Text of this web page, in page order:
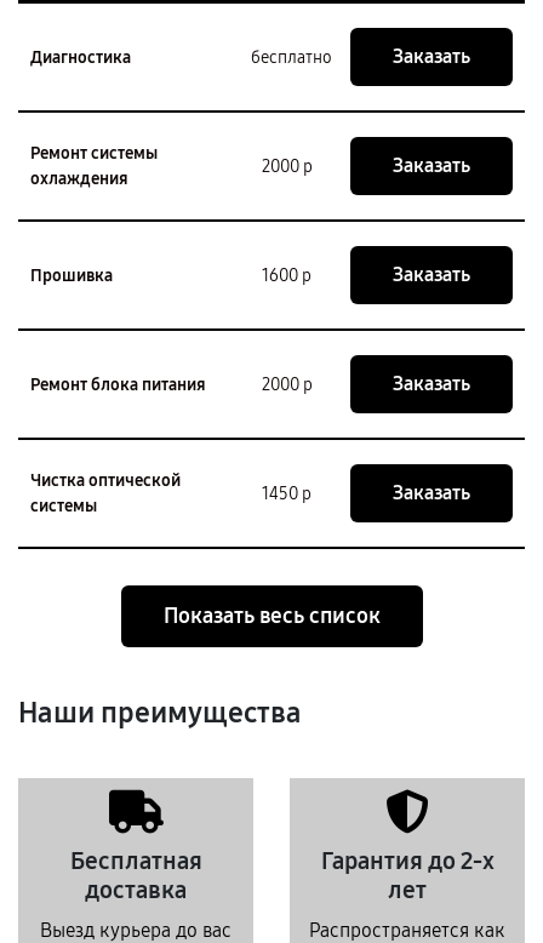
Диагностика бесплатно Заказать
Ремонт системы
охлаждения
2000 р Заказать
Прошивка 1600 р Заказать
Ремонт блока питания 2000 р Заказать
Чистка оптической
системы
1450 р Заказать
Показать весь список
Наши преимущества
Бесплатная
доставка
Выезд курьера до вас
Гарантия до 2-х
лет
Распространяется как